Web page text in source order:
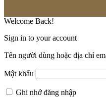
Welcome Back!
Sign in to your account
Tên người dùng hoặc địa chỉ
Mật khẩu
Ghi nhớ đăng nhập